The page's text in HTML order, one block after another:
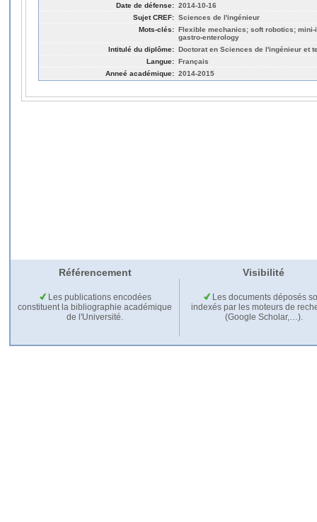
Date de défense: 2014-10-16
Sujet CREF: Sciences de l'ingénieur
Mots-clés: Flexible mechanics; soft robotics;
gastro-enterology
Intitulé du diplôme: Doctorat en Sciences de l'ingénieur et
Langue: Français
Anneé académique: 2014-2015
Référencement Visibilité
Les publications encodées
constituent la bibliographie académique
de l'Université.
Les documents déposés
indexés par les moteurs de
(Google Scholar,…).